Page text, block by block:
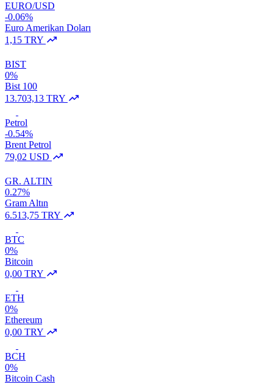
EURO/USD
-0.06%
Euro Amerikan Doları
1,15 TRY
BIST
0%
Bist 100
13.703,13 TRY
Petrol
-0.54%
Brent Petrol
79,02 USD
GR. ALTIN
0.27%
Gram Altın
6.513,75 TRY
BTC
0%
Bitcoin
0,00 TRY
ETH
0%
Ethereum
0,00 TRY
BCH
0%
Bitcoin Cash